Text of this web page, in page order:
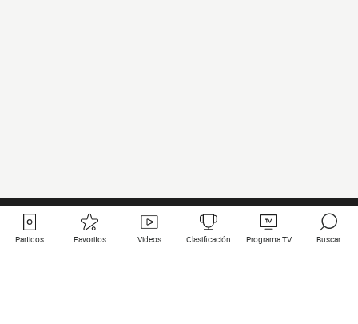
Partidos Favoritos Videos Clasificación Programa TV Buscar